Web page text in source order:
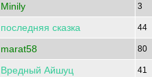
Minily 3
последняя сказка 44
marat58 80
Вредный Айшуц 41